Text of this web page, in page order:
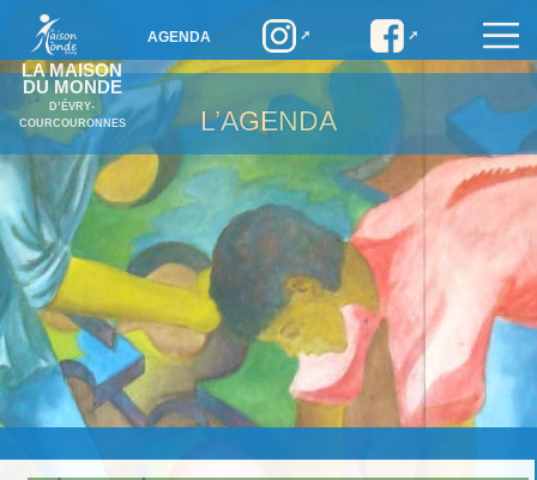
LA MAISON
DU MONDE
D’ÉVRY-
COURCOURONNES
AGENDA
L’AGENDA